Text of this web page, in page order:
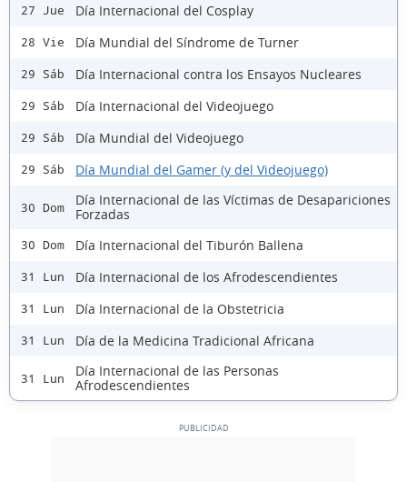
27 Jue Día Internacional del Cosplay
28 Vie Día Mundial del Síndrome de Turner
29 Sáb Día Internacional contra los Ensayos Nucleares
29 Sáb Día Internacional del Videojuego
29 Sáb Día Mundial del Videojuego
29 Sáb Día Mundial del Gamer (y del Videojuego)
30 Dom
Día Internacional de las Víctimas de Desapariciones
Forzadas
30 Dom Día Internacional del Tiburón Ballena
31 Lun Día Internacional de los Afrodescendientes
31 Lun Día Internacional de la Obstetricia
31 Lun Día de la Medicina Tradicional Africana
31 Lun
Día Internacional de las Personas
Afrodescendientes